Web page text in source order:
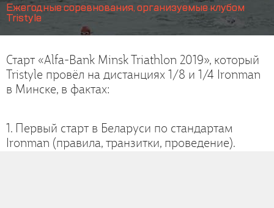
Ежегодные соревнования, организуемые клубом
Tristyle
Старт «Alfa-Bank Minsk Triathlon 2019», который
Tristyle провёл на дистанциях 1/8 и 1/4 Ironman
в Минске, в фактах:
1. Первый старт в Беларуси по стандартам
Ironman (правила, транзитки, проведение).